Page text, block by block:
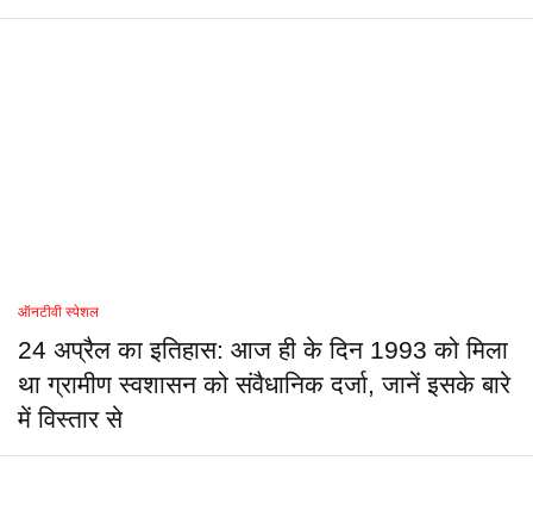
ऑनटीवी स्पेशल
24 अप्रैल का इतिहास: आज ही के दिन 1993 को मिला
था ग्रामीण स्वशासन को संवैधानिक दर्जा, जानें इसके बारे
में विस्तार से